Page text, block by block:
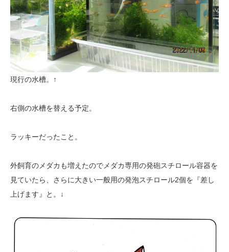
現行の水槽。↑
右側の水槽を替える予定。
ラッキーだったこと。
外飼育のメダカも増えたのでメダカ専用の発砲スチロール容器を
見ていたら、さらに大きい一般用の発泡スチロール2個を『差し
上げます』と。↓